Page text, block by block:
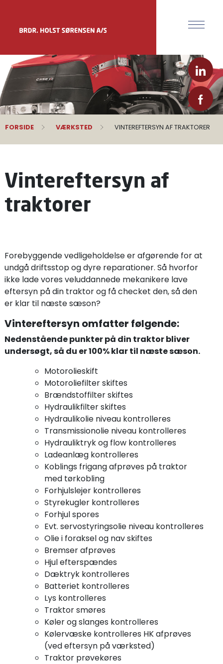
FORSIDE VÆRKSTED VINTEREFTERSYN AF TRAKTORER
Vintereftersyn af
traktorer
Forebyggende vedligeholdelse er afgørende for at
undgå driftsstop og dyre reparationer. Så hvorfor
ikke lade vores veluddannede mekanikere lave
eftersyn på din traktor og få checket den, så den
er klar til næste sæson?
Vintereftersyn omfatter følgende:
Nedenstående punkter på din traktor bliver
undersøgt, så du er 100% klar til næste sæson.
Motorolieskift
Motoroliefilter skiftes
Brændstoffilter skiftes
Hydraulikfilter skiftes
Hydraulikolie niveau kontrolleres
Transmissionolie niveau kontrolleres
Hydrauliktryk og flow kontrolleres
Ladeanlæg kontrolleres
Koblings frigang afprøves på traktor
med tørkobling
Forhjulslejer kontrolleres
Styrekugler kontrolleres
Forhjul spores
Evt. servostyringsolie niveau kontrolleres
Olie i foraksel og nav skiftes
Bremser afprøves
Hjul efterspændes
Dæktryk kontrolleres
Batteriet kontrolleres
Lys kontrolleres
Traktor smøres
Køler og slanges kontrolleres
Kølervæske kontrolleres HK afprøves
(ved eftersyn på værksted)
Traktor prøvekøres